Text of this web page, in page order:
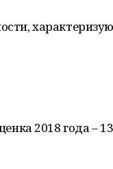
2018 года –